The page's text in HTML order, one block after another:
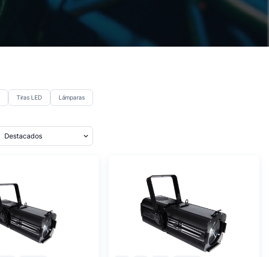
Tiras LED Lámparas